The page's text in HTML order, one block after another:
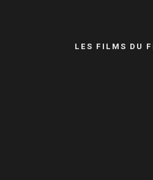
LES FILMS DU